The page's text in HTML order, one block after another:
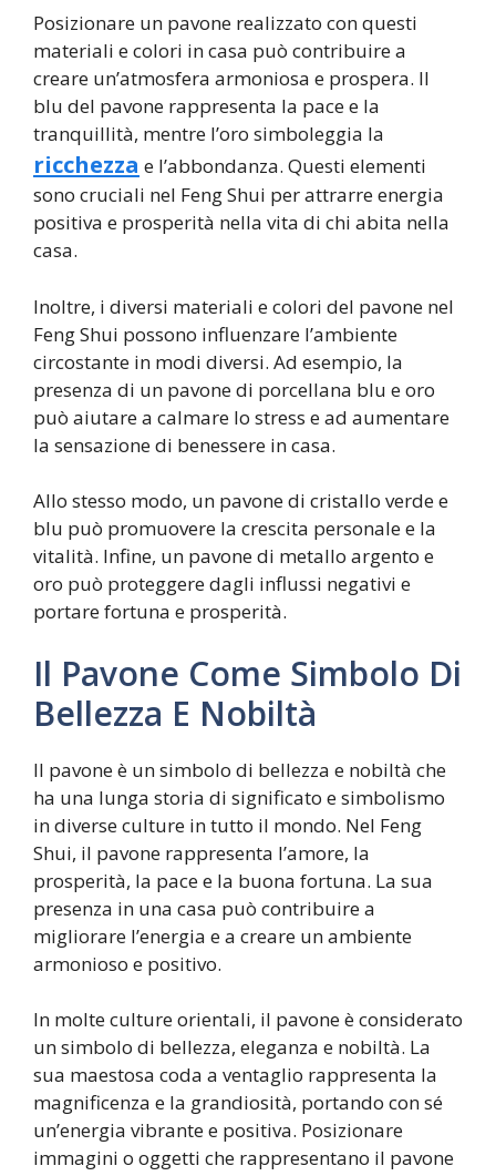
Posizionare un pavone realizzato con questi
materiali e colori in casa può contribuire a
creare un’atmosfera armoniosa e prospera. Il
blu del pavone rappresenta la pace e la
tranquillità, mentre l’oro simboleggia la
ricchezza e l’abbondanza. Questi elementi
sono cruciali nel Feng Shui per attrarre energia
positiva e prosperità nella vita di chi abita nella
casa.
Inoltre, i diversi materiali e colori del pavone nel
Feng Shui possono influenzare l’ambiente
circostante in modi diversi. Ad esempio, la
presenza di un pavone di porcellana blu e oro
può aiutare a calmare lo stress e ad aumentare
la sensazione di benessere in casa.
Allo stesso modo, un pavone di cristallo verde e
blu può promuovere la crescita personale e la
vitalità. Infine, un pavone di metallo argento e
oro può proteggere dagli influssi negativi e
portare fortuna e prosperità.
Il Pavone Come Simbolo Di
Bellezza E Nobiltà
Il pavone è un simbolo di bellezza e nobiltà che
ha una lunga storia di significato e simbolismo
in diverse culture in tutto il mondo. Nel Feng
Shui, il pavone rappresenta l’amore, la
prosperità, la pace e la buona fortuna. La sua
presenza in una casa può contribuire a
migliorare l’energia e a creare un ambiente
armonioso e positivo.
In molte culture orientali, il pavone è considerato
un simbolo di bellezza, eleganza e nobiltà. La
sua maestosa coda a ventaglio rappresenta la
magnificenza e la grandiosità, portando con sé
un’energia vibrante e positiva. Posizionare
immagini o oggetti che rappresentano il pavone